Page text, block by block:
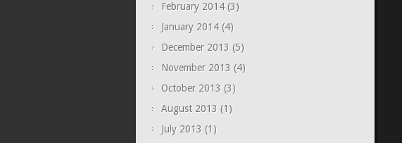
February 2014(3)
January 2014(4)
December 2013 (5)
November 2013 (4)
October 2013 (3)
August 2013 (1)
July 2013 (1)